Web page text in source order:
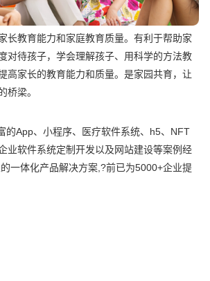
长教育能力和家庭教育质量。有利于帮助家
对待孩子，学会理解孩子、用科学的方法教
高家长的教育能力和质量。是家园共育，让
桥梁。
的App、小程序、医疗软件系统、h5、NFT
业软件系统定制开发以及网站建设等案例经
一体化产品解决方案,?前已为5000+企业提